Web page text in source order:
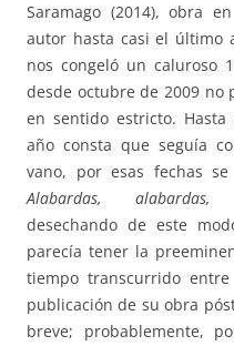
Saramago (2014), obra
autor hasta casi el último
nos congeló un caluroso
desde octubre de 2009 no
en sentido estricto.
año consta que seguía
vano, por esas fechas
Alabardas, alabardas,
desechando de este
parecía tener la
tiempo transcurrido
publicación de su obra
breve; probablemente,